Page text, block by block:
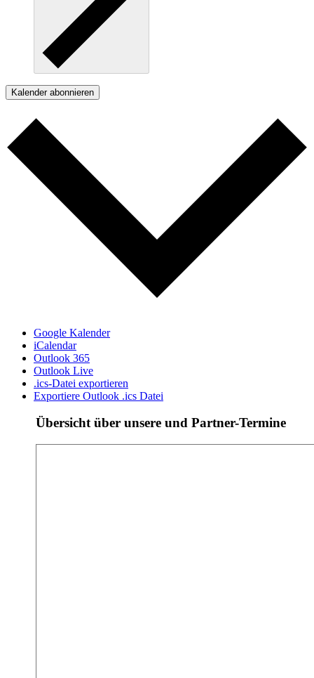
Kalender abonnieren
Google Kalender
iCalendar
Outlook 365
Outlook Live
.ics-Datei exportieren
Exportiere Outlook .ics Datei
Übersicht über unsere und Partner-Termine